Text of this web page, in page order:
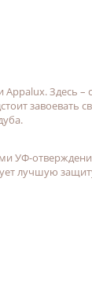
Здесь
завоевать
УФ-
лучшую